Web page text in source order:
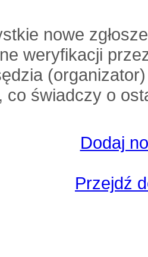
nowe
weryfikacji
, co świadczy o
Dodaj
Przejdź